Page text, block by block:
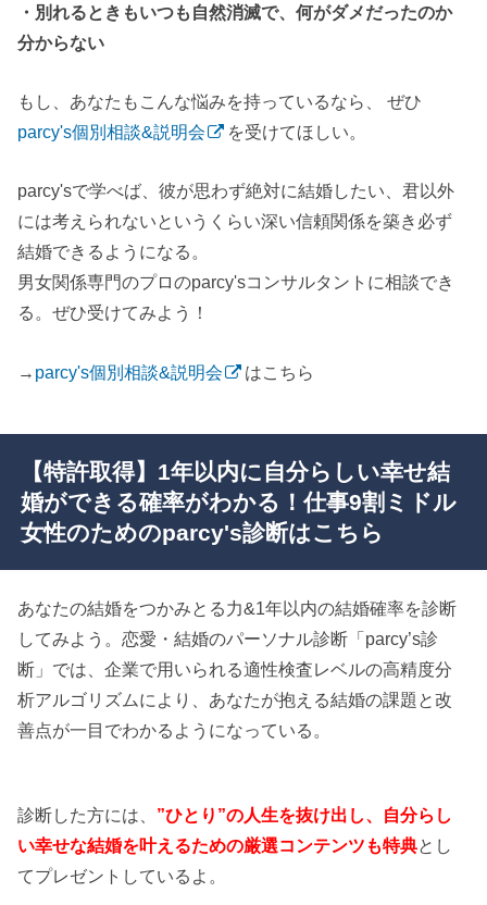
・別れるときもいつも自然消滅で、何がダメだったのか
分からない
もし、あなたもこんな悩みを持っているなら、 ぜひ
parcy's個別相談&説明会
を受けてほしい。
parcy'sで学べば、彼が思わず絶対に結婚したい、君以外
には考えられないというくらい深い信頼関係を築き必ず
結婚できるようになる。
男女関係専門のプロのparcy'sコンサルタントに相談でき
る。ぜひ受けてみよう！
→ parcy's個別相談&説明会 はこちら
【特許取得】1年以内に自分らしい幸せ結
婚ができる確率がわかる！仕事9割ミドル
女性のためのparcy's診断はこちら
あなたの結婚をつかみとる力&1年以内の結婚確率を診断
してみよう。恋愛・結婚のパーソナル診断「parcy’s診
断」では、企業で用いられる適性検査レベルの高精度分
析アルゴリズムにより、あなたが抱える結婚の課題と改
善点が一目でわかるようになっている。
診断した方には、 ”ひとり”の人生を抜け出し、自分らし
い幸せな結婚を叶えるための厳選コンテンツも特典とし
てプレゼントしているよ。